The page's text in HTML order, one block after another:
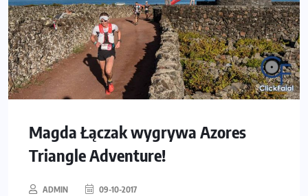
Magda Łączak wygrywa Azores
Triangle Adventure!
ADMIN 09-10-2017